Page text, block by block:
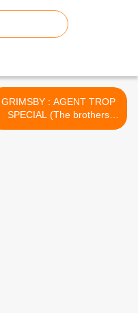
GRIMSBY : AGENT TROP
SPECIAL (The brothers
Grimsby) >